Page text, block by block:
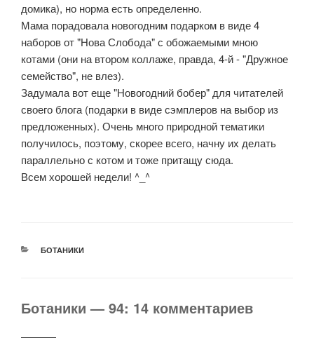
домика), но норма есть определенно.
Мама порадовала новогодним подарком в виде 4
наборов от "Нова Слобода" с обожаемыми мною
котами (они на втором коллаже, правда, 4-й - "Дружное
семейство", не влез).
Задумала вот еще "Новогодний бобер" для читателей
своего блога (подарки в виде сэмплеров на выбор из
предложенных). Очень много природной тематики
получилось, поэтому, скорее всего, начну их делать
параллельно с котом и тоже притащу сюда.
Всем хорошей недели! ^_^
РУБРИКИ
БОТАНИКИ
Ботаники — 94: 14 комментариев